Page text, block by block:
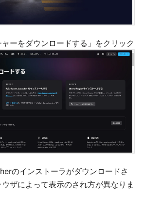
ーをダウンロードする」をクリック
のインストーラがダウンロードさ
ザによって表示のされ方が異なりま